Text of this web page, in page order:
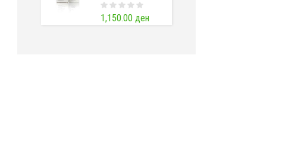
0
o
1,150.00 ден